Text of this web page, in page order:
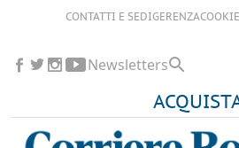
CONTATTI E SEDIGERENZA
Newsletters